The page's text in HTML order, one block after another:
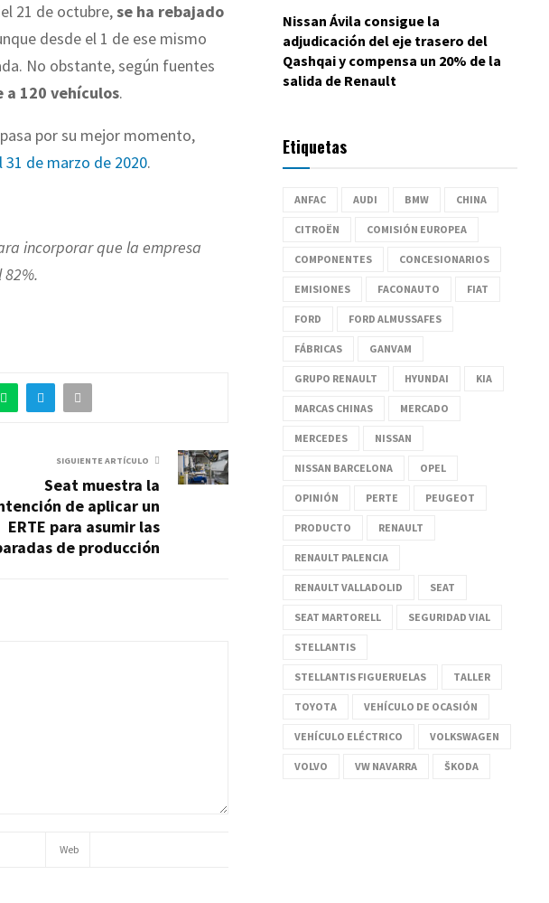
21 de octubre,se ha rebajado
desde el 1 de ese mismo
No obstante, según fuentes
a 120 vehículos.
por su mejor momento,
31 de marzo de 2020.
incorporar que la empresa
SIGUIENTE ARTÍCULO
Seat muestra la
de aplicar un
ERTE para asumir las
de producción
Nissan Ávila consigue la
adjudicación del eje trasero del
Qashqai y compensa un 20% de la
salida de Renault
Etiquetas
ANFAC AUDI BMW CHINA
CITROËN COMISIÓN EUROPEA
COMPONENTES CONCESIONARIOS
EMISIONES FACONAUTO FIAT
FORD FORD ALMUSSAFES
FÁBRICAS GANVAM
GRUPO RENAULT HYUNDAI KIA
MARCAS CHINAS MERCADO
MERCEDES NISSAN
NISSAN BARCELONA OPEL
OPINIÓN PERTE PEUGEOT
PRODUCTO RENAULT
RENAULT PALENCIA
RENAULT VALLADOLID SEAT
SEAT MARTORELL SEGURIDAD VIAL
STELLANTIS
STELLANTIS FIGUERUELAS TALLER
TOYOTA VEHÍCULO DE OCASIÓN
VEHÍCULO ELÉCTRICO VOLKSWAGEN
VOLVO VW NAVARRA ŠKODA